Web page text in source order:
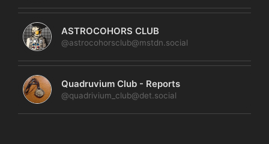
ASTROCOHORS CLUB
@astrocohorsclub@mstdn.social
Quadruvium Club - Reports
@quadrivium_club@det.social